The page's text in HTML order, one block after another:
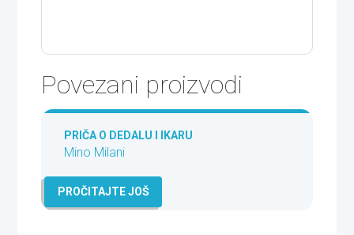
Povezani proizvodi
PRIČA O DEDALU I IKARU
Mino Milani
PROČITAJTE JOŠ